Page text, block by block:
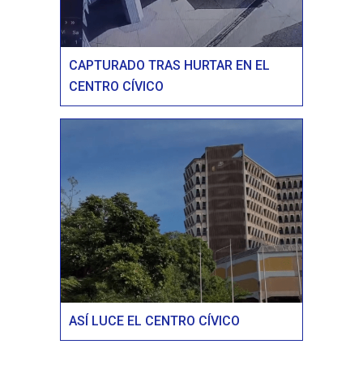
CAPTURADO TRAS HURTAR EN EL
CENTRO CÍVICO
ASÍ LUCE EL CENTRO CÍVICO